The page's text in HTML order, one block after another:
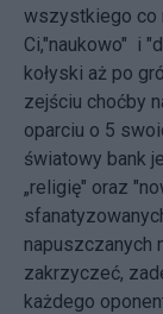
wszystkiego co
Ci,"naukowo" i
kołyski aż po
zejściu choćby
oparciu o 5
światowy bank
„religię" oraz
napuszczanych
zakrzyczeć,
każdego